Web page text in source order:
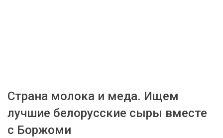
Страна молока и меда. Ищем
лучшие белорусские сыры вместе
с Боржоми